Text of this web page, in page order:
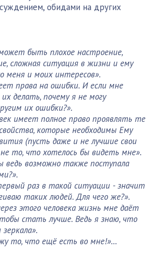
обидами на других
быть плохое настроение,
сложная ситуация в жизни и ему
меня и моих интересов».
права на ошибки. И если мне
делать, почему я не могу
их ошибки?».
имеет полное право проявлять те
которые необходимы Ему
(пусть даже и не лучшие свои
то, что хотелось бы видеть мне».
ведь возможно также поступала
раз в такой ситуации - значит
таких людей. Для чего же?».
этого человека жизнь мне даёт
стать лучше. Ведь я знаю, что
то, что ещё есть во мне!»…